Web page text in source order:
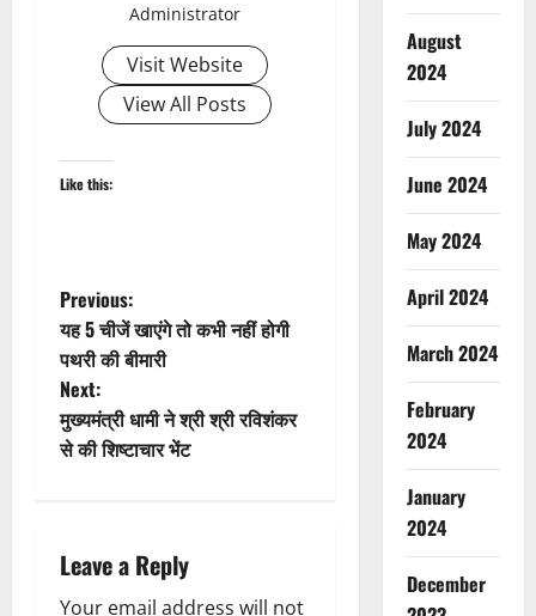
Administrator
Visit Website
View All Posts
Like this:
P
o
s
t
a
Previous:
यह 5 चीजें खाएंगे तो कभी नहीं होगी
पथरी की बीमारी
Next:
मुख्यमंत्री धामी ने श्री श्री रविशंकर
से की शिष्टाचार भेंट
Leave a Reply
Your email address will not
August
2024
July 2024
June 2024
May 2024
April 2024
March 2024
February
2024
January
2024
December